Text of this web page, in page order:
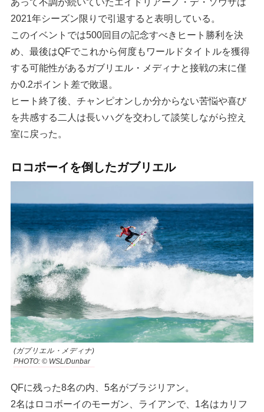
2021年シーズン限りで引退すると表明している。
このイベントでは500回目の記念すべきヒート勝利を決
め、最後はQFでこれから何度もワールドタイトルを獲得
する可能性があるガブリエル・メディナと接戦の末に僅
か0.2ポイント差で敗退。
ヒート終了後、チャンピオンしか分からない苦悩や喜び
を共感する二人は長いハグを交わして談笑しながら控え
室に戻った。
ロコボーイを倒したガブリエル
(ガブリエル・メディナ)
PHOTO: © WSL/Dunbar
QFに残った8名の内、5名がブラジリアン。
2名はロコボーイのモーガン、ライアンで、1名はカリフ